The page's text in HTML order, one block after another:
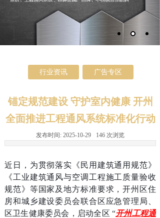
行业资讯 广告专区
锚定规范建设 守护室内健康 开州
全面推进工程通风系统标准化行动
发布时间: 2025-10-29 146 次浏览
近日，为贯彻落实《民用建筑通用规范》
《工业建筑通风与空调工程施工质量验收
规范》等国家及地方标准要求，开州区住
房和城乡建设委员会联合区应急管理局、
区卫生健康委员会，启动全区 “开州工程通